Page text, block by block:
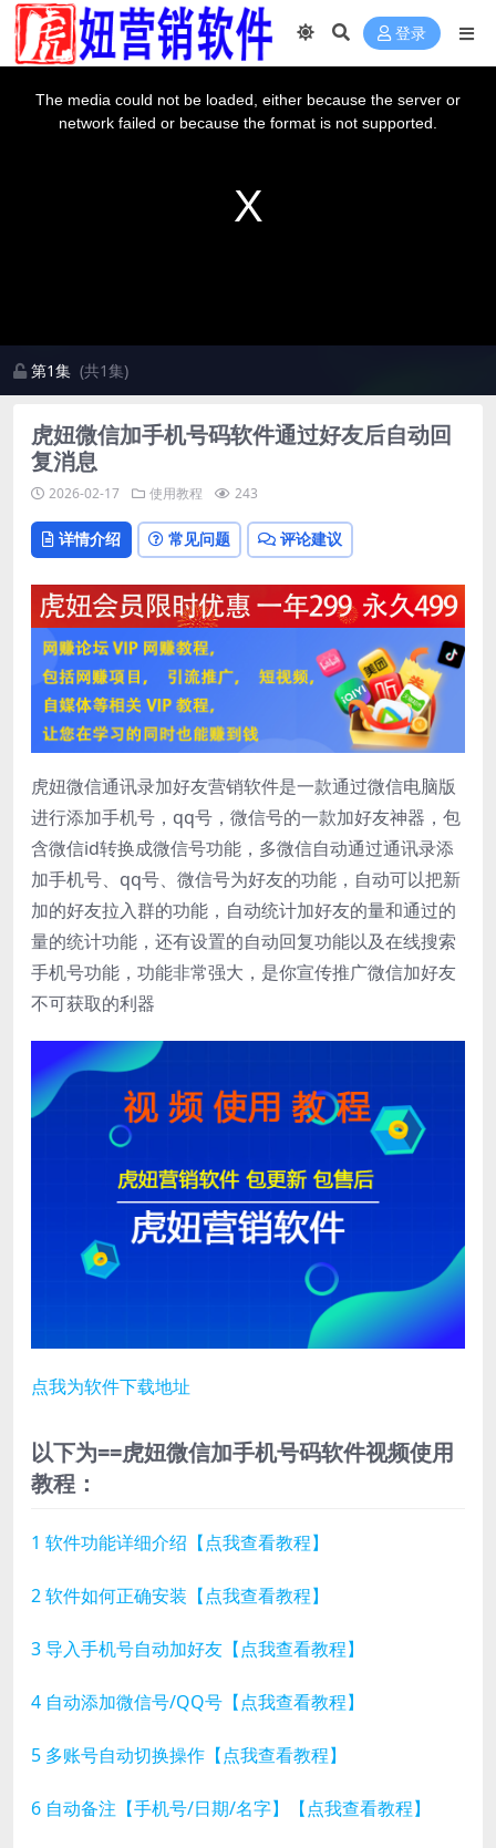
登录
The media could not be loaded, either because the server or
network failed or because the format is not supported.
第1集 (共1集)
虎妞微信加手机号码软件通过好友后自动回
复消息
2026-02-17 使用教程 243
详情介绍 常见问题 评论建议
虎妞微信通讯录加好友营销软件是一款通过微信电脑版
进行添加手机号，qq号，微信号的一款加好友神器，包
含微信id转换成微信号功能，多微信自动通过通讯录添
加手机号、qq号、微信号为好友的功能，自动可以把新
加的好友拉入群的功能，自动统计加好友的量和通过的
量的统计功能，还有设置的自动回复功能以及在线搜索
手机号功能，功能非常强大，是你宣传推广微信加好友
不可获取的利器
点我为软件下载地址
以下为==虎妞微信加手机号码软件视频使用
教程：
1 软件功能详细介绍【点我查看教程】
2 软件如何正确安装【点我查看教程】
3 导入手机号自动加好友【点我查看教程】
4 自动添加微信号/QQ号【点我查看教程】
5 多账号自动切换操作【点我查看教程】
6 自动备注【手机号/日期/名字】【点我查看教程】